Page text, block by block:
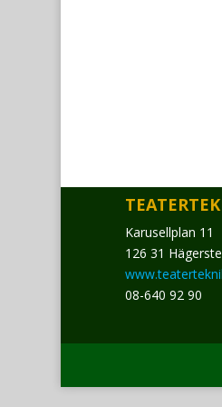
Karusellplan 11
126 31
08-640 92 90